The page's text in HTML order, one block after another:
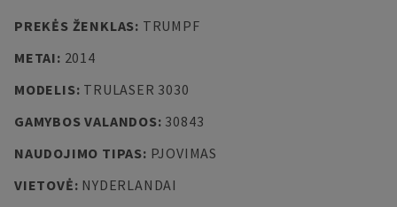
PREKĖS ŽENKLAS: TRUMPF
METAI: 2014
MODELIS: TRULASER 3030
GAMYBOS VALANDOS: 30843
NAUDOJIMO TIPAS: PJOVIMAS
VIETOVĖ: NYDERLANDAI